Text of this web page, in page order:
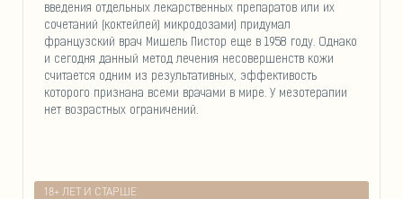
введения отдельных лекарственных препаратов или их
сочетаний (коктейлей) микродозами) придумал
французский врач Мишель Пистор еще в 1958 году. Однако
и сегодня данный метод лечения несовершенств кожи
считается одним из результативных, эффективость
которого признана всеми врачами в мире. У мезотерапии
нет возрастных ограничений.
18+ ЛЕТ И СТАРШЕ